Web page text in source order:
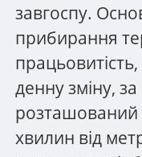
завгоспу.
прибирання
денну зміну,
розташований
хвилин від